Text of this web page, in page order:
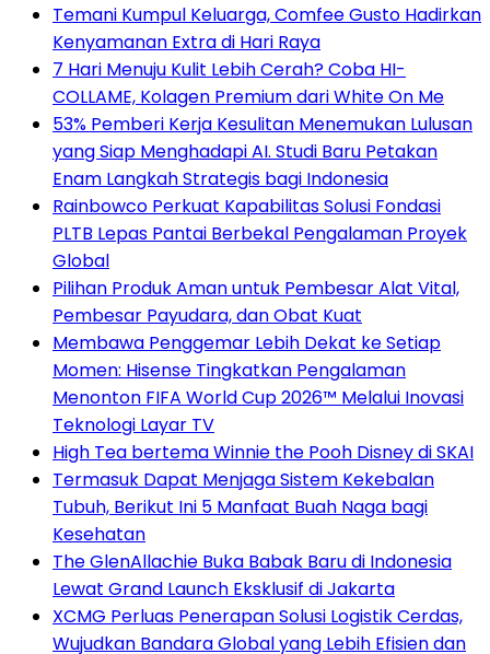
Temani Kumpul Keluarga, Comfee Gusto Hadirkan
Kenyamanan Extra di Hari Raya
7 Hari Menuju Kulit Lebih Cerah? Coba HI-
COLLAME, Kolagen Premium dari White On Me
53% Pemberi Kerja Kesulitan Menemukan Lulusan
yang Siap Menghadapi AI. Studi Baru Petakan
Enam Langkah Strategis bagi Indonesia
Rainbowco Perkuat Kapabilitas Solusi Fondasi
PLTB Lepas Pantai Berbekal Pengalaman Proyek
Global
Pilihan Produk Aman untuk Pembesar Alat Vital,
Pembesar Payudara, dan Obat Kuat
Membawa Penggemar Lebih Dekat ke Setiap
Momen: Hisense Tingkatkan Pengalaman
Menonton FIFA World Cup 2026™ Melalui Inovasi
Teknologi Layar TV
High Tea bertema Winnie the Pooh Disney di SKAI
Termasuk Dapat Menjaga Sistem Kekebalan
Tubuh, Berikut Ini 5 Manfaat Buah Naga bagi
Kesehatan
The GlenAllachie Buka Babak Baru di Indonesia
Lewat Grand Launch Eksklusif di Jakarta
XCMG Perluas Penerapan Solusi Logistik Cerdas,
Wujudkan Bandara Global yang Lebih Efisien dan